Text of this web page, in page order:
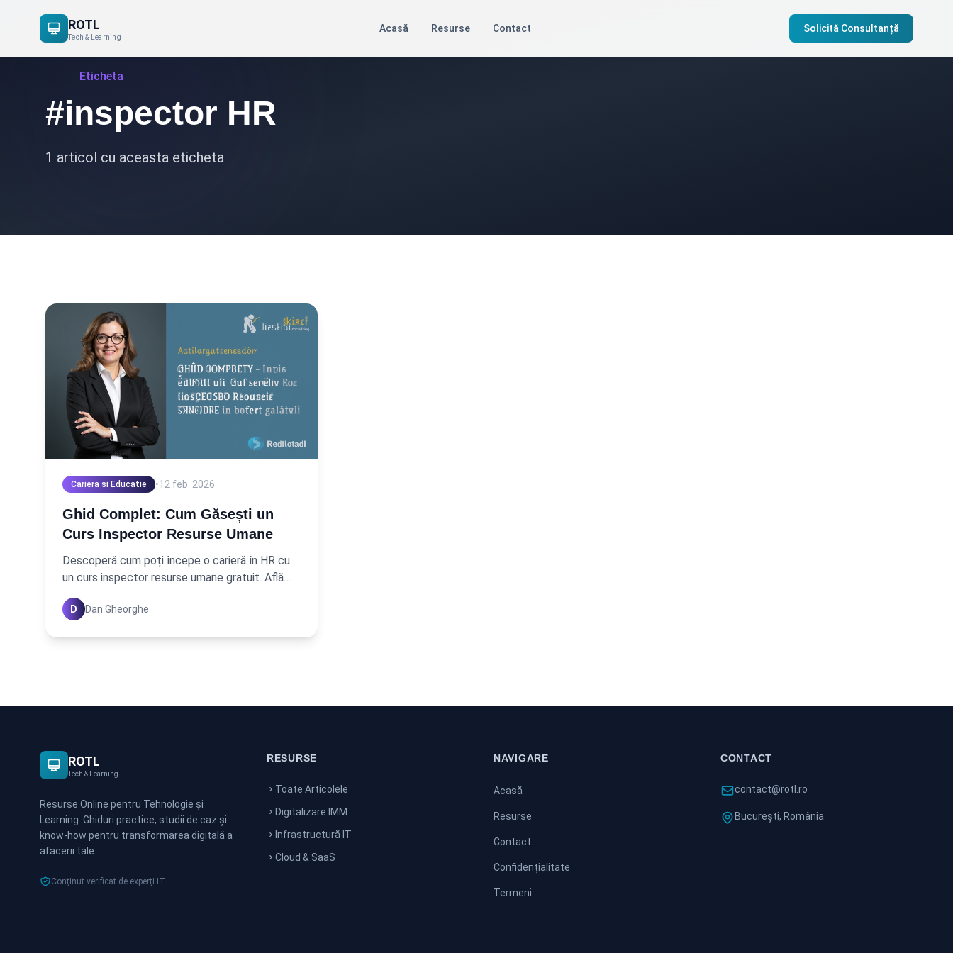
ROTL
Tech & Learning
Acasă Resurse Contact Solicită Consultanță
Eticheta
#inspector HR
1 articol cu aceasta eticheta
Cariera si Educatie •12 feb. 2026
Ghid Complet: Cum Găsești un
Curs Inspector Resurse Umane
Descoperă cum poți începe o carieră în HR cu
un curs inspector resurse umane gratuit. Află
unde găsești resurse și cum să te specializezi
eficient! Citește
D Dan Gheorghe
ROTL
Tech & Learning
Resurse Online pentru Tehnologie și
Learning. Ghiduri practice, studii de caz și
know-how pentru transformarea digitală a
afacerii tale.
Conținut verificat de experți IT
RESURSE
Toate Articolele
Digitalizare IMM
Infrastructură IT
Cloud & SaaS
NAVIGARE
Acasă
Resurse
Contact
Confidențialitate
Termeni
CONTACT
contact@rotl.ro
București, România